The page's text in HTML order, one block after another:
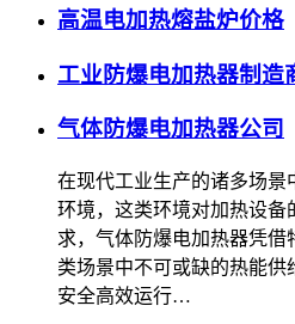
高温电加热熔盐炉价格
工业防爆电加热器制造
气体防爆电加热器公司
在现代工业生产的诸多场
环境，这类环境对加热设备
求，气体防爆电加热器凭
类场景中不可或缺的热能
安全高效运行…